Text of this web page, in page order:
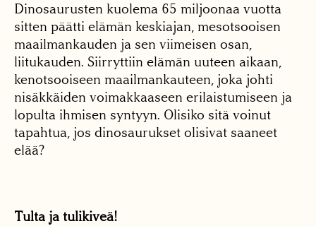
Dinosaurusten kuolema 65 miljoonaa vuotta
sitten päätti elämän keskiajan, mesotsooisen
maailmankauden ja sen viimeisen osan,
liitukauden. Siirryttiin elämän uuteen aikaan,
kenotsooiseen maailmankauteen, joka johti
nisäkkäiden voimakkaaseen erilaistumiseen ja
lopulta ihmisen syntyyn. Olisiko sitä voinut
tapahtua, jos dinosaurukset olisivat saaneet
elää?
Tulta ja tulikiveä!